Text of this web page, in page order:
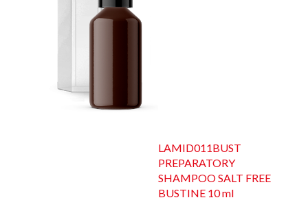
LAMID011BUST
PREPARATORY
SHAMPOO SALT FREE
BUSTINE 10 ml